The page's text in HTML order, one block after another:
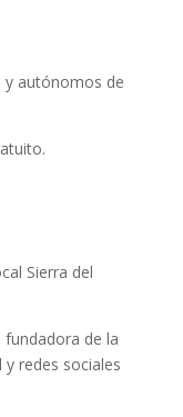
y autónomos de
Sierra del
de la
redes sociales